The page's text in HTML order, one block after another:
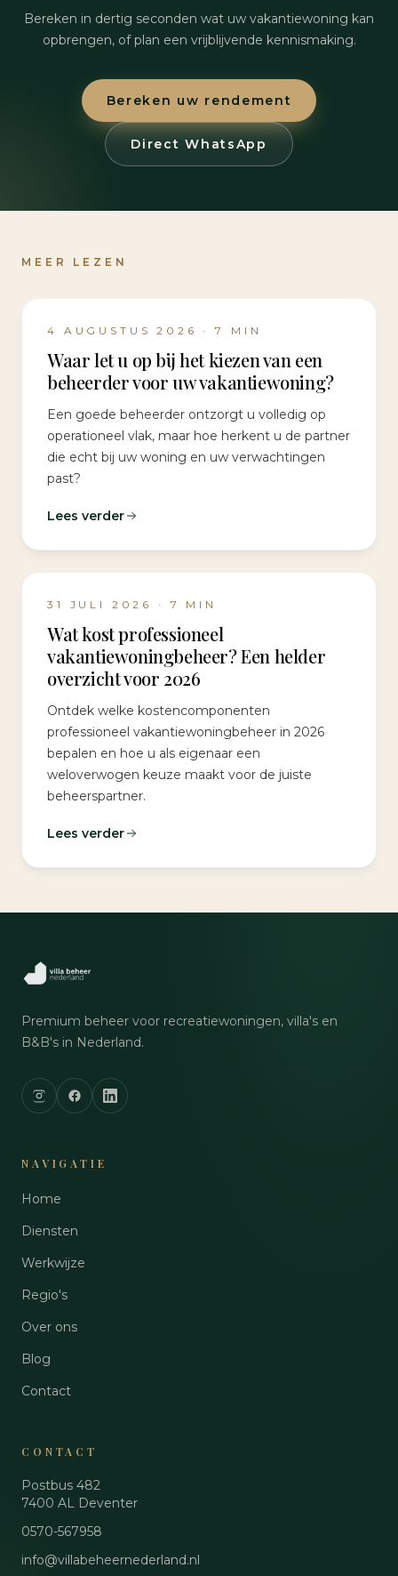
Bereken in dertig seconden wat uw vakantiewoning kan
opbrengen, of plan een vrijblijvende kennismaking.
Bereken uw rendement
Direct WhatsApp
MEER LEZEN
4 AUGUSTUS 2026 ·7 MIN
Waar let u op bij het kiezen van een
beheerder voor uw vakantiewoning?
Een goede beheerder ontzorgt u volledig op
operationeel vlak, maar hoe herkent u de partner
die echt bij uw woning en uw verwachtingen
past?
Lees verder
31 JULI 2026 · 7 MIN
Wat kost professioneel
vakantiewoningbeheer? Een helder
overzicht voor 2026
Ontdek welke kostencomponenten
professioneel vakantiewoningbeheer in 2026
bepalen en hoe u als eigenaar een
weloverwogen keuze maakt voor de juiste
beheerspartner.
Lees verder
Premium beheer voor recreatiewoningen, villa's en
B&B's in Nederland.
NAVIGATIE
Home
Diensten
Werkwijze
Regio's
Over ons
Blog
Contact
CONTACT
Postbus 482
7400 AL Deventer
0570-567958
info@villabeheernederland.nl